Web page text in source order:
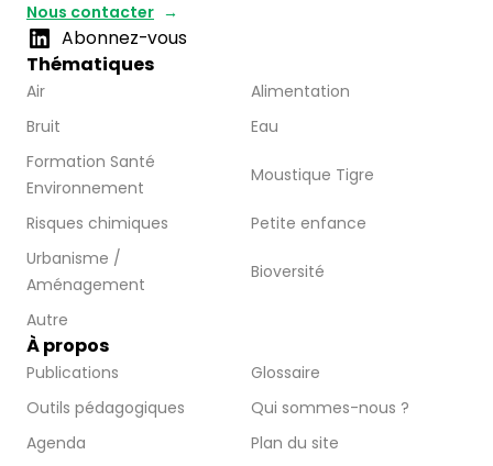
Nous contacter
Abonnez-vous
Thématiques
Air
Alimentation
Bruit
Eau
Formation Santé
Environnement
Moustique Tigre
Risques chimiques
Petite enfance
Urbanisme /
Aménagement
Bioversité
Autre
À propos
Publications
Glossaire
Outils pédagogiques
Qui sommes-nous ?
Agenda
Plan du site